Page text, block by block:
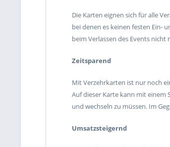
Die Karten eignen sich für alle
bei denen es keinen festen Ein-
beim Verlassen des Events
Zeitsparend
Mit Verzehrkarten ist nur noch
Auf dieser Karte kann mit einem
und wechseln zu müssen. Im
Umsatzsteigernd